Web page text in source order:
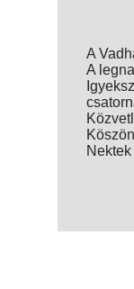
A
A